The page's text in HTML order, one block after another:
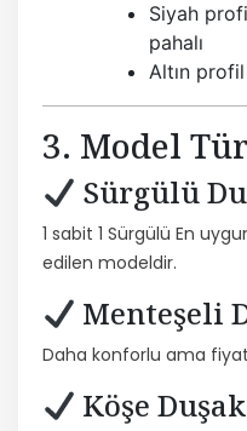
Siyah
pahalı
Altın
3. Model
Sürgülü
1 sabit 1 Sürgülü En
edilen modeldir.
Menteşeli
Daha konforlu ama
Köşe